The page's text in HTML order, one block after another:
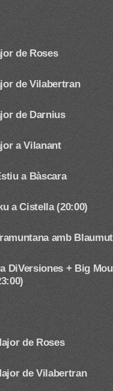
de Roses
de Vilabertran
de Darnius
a Vilanant
a Bàscara
a Cistella (20:00)
amb
DiVersiones + Big
de Roses
de Vilabertran